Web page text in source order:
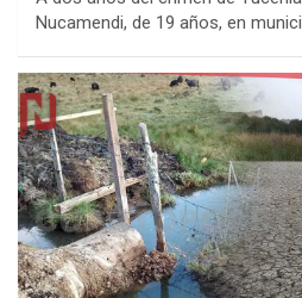
Nucamendi, de 19 años, en